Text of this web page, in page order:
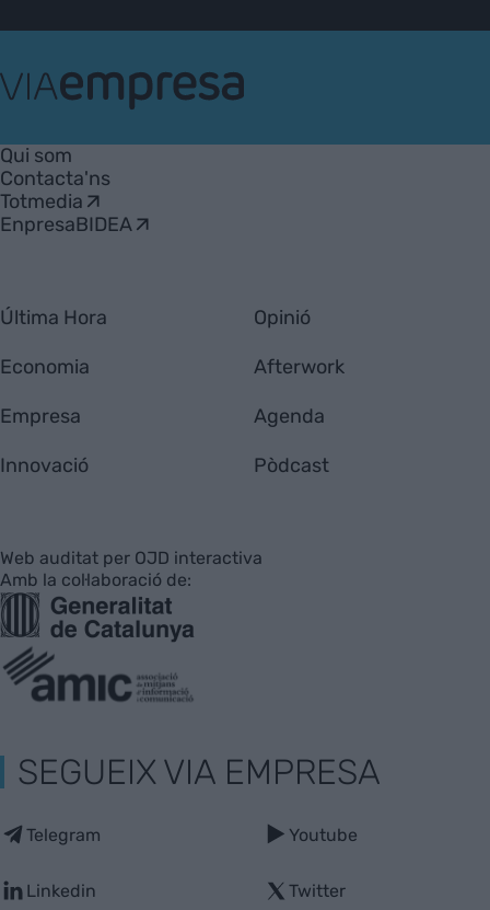
Empresa
Qui som
Contacta'ns
Totmedia
EnpresaBIDEA
Última Hora
Economia
Empresa
Innovació
Opinió
Afterwork
Agenda
Pòdcast
Web auditat per OJD interactiva
Amb la col·laboració de:
SEGUEIX VIA EMPRESA
Telegram
Linkedin
Youtube
Twitter